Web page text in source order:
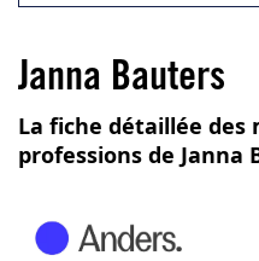
Janna Bauters
La fiche détaillée
professions de Janna